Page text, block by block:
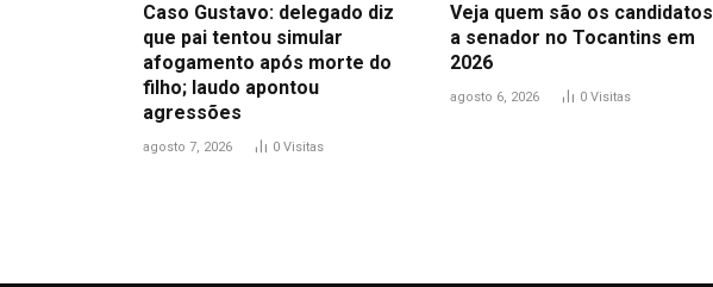
Caso Gustavo: delegado diz
que pai tentou simular
afogamento após morte do
filho; laudo apontou
agressões
agosto 7, 2026 0 Visitas
Veja quem são os candidatos
a senador no Tocantins em
2026
agosto 6, 2026 0 Visitas